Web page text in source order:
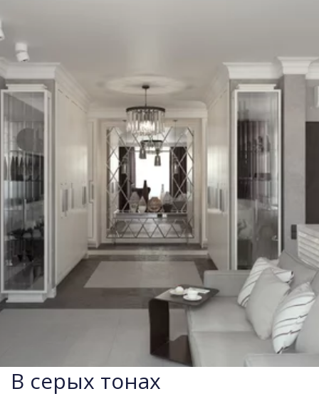
В серых тонах